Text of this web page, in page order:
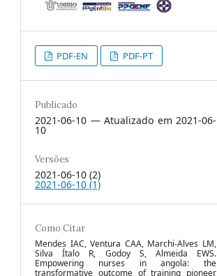
PDF-EN PDF-PT
Publicado
2021-06-10 — Atualizado em 2021-06-
10
Versões
2021-06-10 (2)
2021-06-10 (1)
Como Citar
Mendes IAC, Ventura CAA, Marchi-Alves LM,
Silva Ítalo R, Godoy S, Almeida EWS.
Empowering nurses in angola: the
transformative outcome of training pioneer